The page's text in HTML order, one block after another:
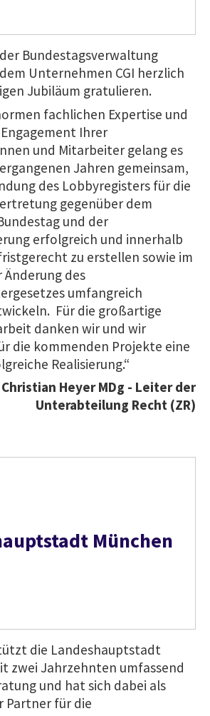
Bundestagsverwaltung
Unternehmen CGI herzlich
Jubiläum gratulieren.
fachlichen Expertise und
Ihrer
und Mitarbeiter gelang es
Jahren gemeinsam,
des Lobbyregisters für die
gegenüber dem
und der
erfolgreich und innerhalb
zu erstellen sowie im
Änderung des
umfangreich
Für die großartige
danken wir und wir
die kommenden Projekte eine
Realisierung.​“
Christian Heyer MDg​ - Leiter der
Unterabteilung Recht (ZR)
München
die Landeshauptstadt
zwei Jahrzehnten umfassend
und hat sich dabei als
Partner für die